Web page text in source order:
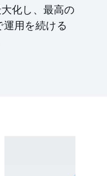
化し、最高の
用を続ける